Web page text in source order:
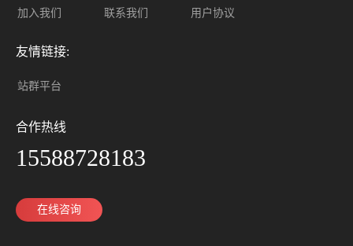
加入我们 联系我们 用户协议
友情链接:
站群平台
合作热线
15588728183
在线咨询